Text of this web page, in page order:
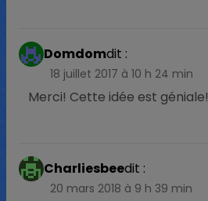
Domdomdit :
18 juillet 2017 à 10 h 24 min
Merci! Cette idée est géniale!
Charliesbeedit :
20 mars 2018 à 9 h 39 min